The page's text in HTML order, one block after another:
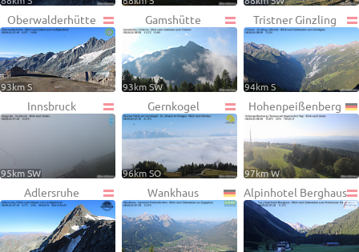
Oberwalderhütte
93km S
Gamshütte
93km SW
Tristner Ginzling
94km S
Innsbruck
95km SW
Gernkogel
96km SO
Hohenpeißenberg
97km W
Adlersruhe Wankhaus Alpinhotel Berghaus